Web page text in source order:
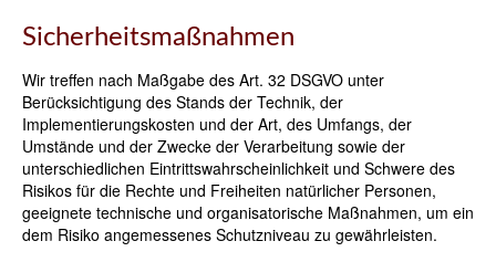
Sicherheitsmaßnahmen
Wir treffen nach Maßgabe des Art. 32 DSGVO unter
Berücksichtigung des Stands der Technik, der
Implementierungskosten und der Art, des Umfangs, der
Umstände und der Zwecke der Verarbeitung sowie der
unterschiedlichen Eintrittswahrscheinlichkeit und Schwere des
Risikos für die Rechte und Freiheiten natürlicher Personen,
geeignete technische und organisatorische Maßnahmen, um ein
dem Risiko angemessenes Schutzniveau zu gewährleisten.